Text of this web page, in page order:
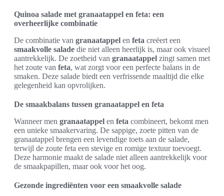
Quinoa salade met granaatappel en feta: een
overheerlijke combinatie
De combinatie van granaatappel en feta creëert een
smaakvolle salade die niet alleen heerlijk is, maar ook visueel
aantrekkelijk. De zoetheid van granaatappel zingt samen met
het zoute van feta, wat zorgt voor een perfecte balans in de
smaken. Deze salade biedt een verfrissende maaltijd die elke
gelegenheid kan opvrolijken.
De smaakbalans tussen granaatappel en feta
Wanneer men granaatappel en feta combineert, bekomt men
een unieke smaakervaring. De sappige, zoete pitten van de
granaatappel brengen een levendige toets aan de salade,
terwijl de zoute feta een stevige en romige textuur toevoegt.
Deze harmonie maakt de salade niet alleen aantrekkelijk voor
de smaakpapillen, maar ook voor het oog.
Gezonde ingrediënten voor een smaakvolle salade